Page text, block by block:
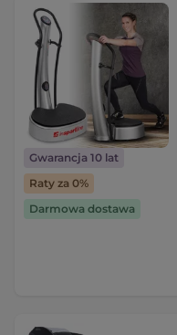
Gwarancja 10 lat
Raty za 0%
Darmowa dostawa